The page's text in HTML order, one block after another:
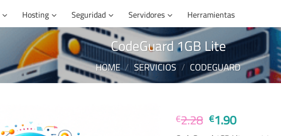
Hosting Seguridad Servidores Herramientas
CodeGuard 1GB Lite
HOME / SERVICIOS / CODEGUARD
€2.28 Original
€1.90Current